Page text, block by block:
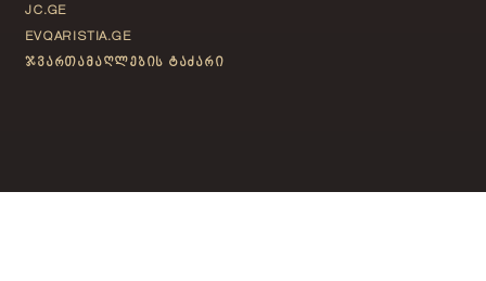
JC.GE
EVQARISTIA.GE
ჯვართამაღლების ტაძარი